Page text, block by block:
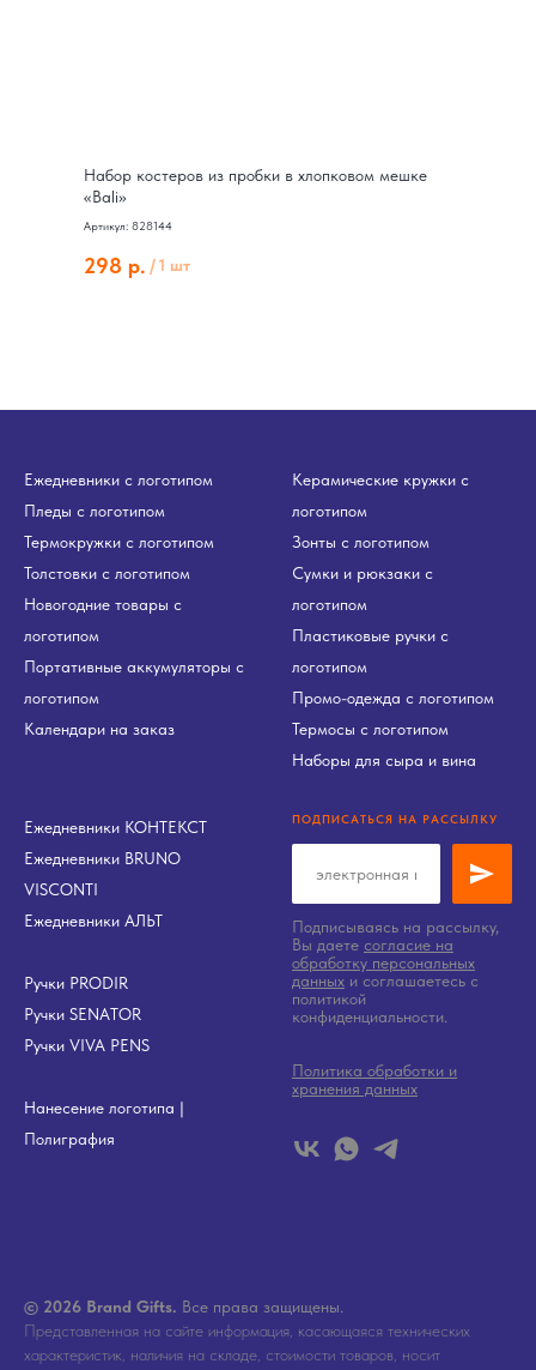
Набор костеров из пробки в хлопковом мешке
«Bali»
Артикул: 828144
298 р. /1 шт
Ежедневники с логотипом
Пледы с логотипом
Термокружки с логотипом
Толстовки с логотипом
Новогодние товары с
логотипом
Портативные аккумуляторы с
логотипом
Календари на заказ
Керамические кружки с
логотипом
Зонты с логотипом
Сумки и рюкзаки с
логотипом
Пластиковые ручки с
логотипом
Промо-одежда с логотипом
Термосы с логотипом
Наборы для сыра и вина
Ежедневники КОНТЕКСТ
Ежедневники BRUNO
VISCONTI
Ежедневники АЛЬТ
Ручки PRODIR
Ручки SENATOR
Ручки VIVA PENS
Нанесение логотипа |
Полиграфия
ПОДПИСАТЬСЯ НА РАССЫЛКУ
Подписываясь на рассылку,
Вы даете согласие на
обработку персональных
данных и соглашаетесь c
политикой
конфиденциальности.
Политика обработки и
хранения данных
© 2026 Brand Gifts. Все права защищены.
Представленная на сайте информация, касающаяся технических
характеристик, наличия на складе, стоимости товаров, носит